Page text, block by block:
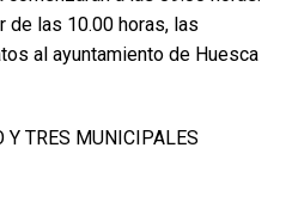
de las 10.00 horas, las
al ayuntamiento de Huesca
Y TRES MUNICIPALES